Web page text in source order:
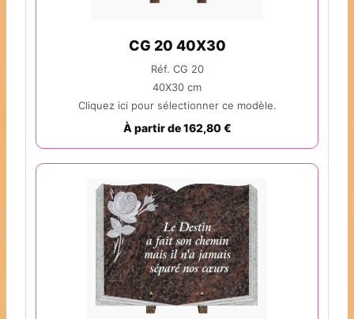
CG 20 40X30
Réf. CG 20
40X30 cm
Cliquez ici pour sélectionner ce modèle.
À partir de 162,80 €